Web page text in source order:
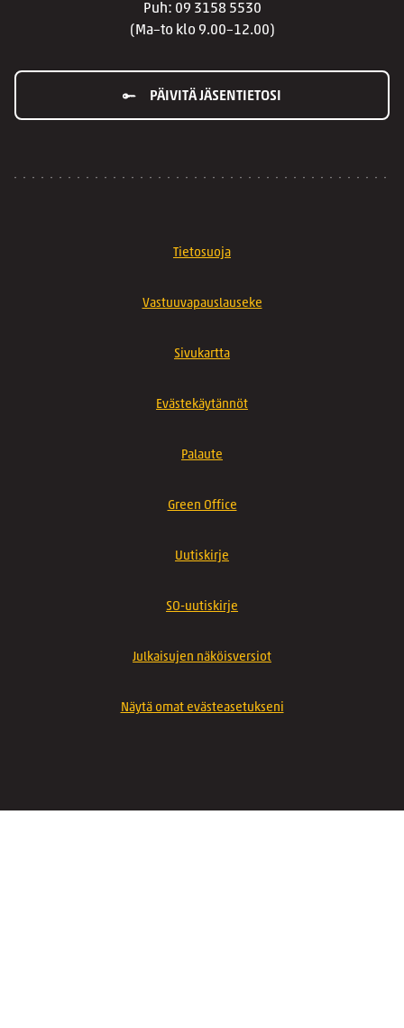
Puh: 09 3158 5530
(Ma–to klo 9.00–12.00)
PÄIVITÄ JÄSENTIETOSI
Tietosuoja
Vastuuvapauslauseke
Sivukartta
Evästekäytännöt
Palaute
Green Office
Uutiskirje
SO-uutiskirje
Julkaisujen näköisversiot
Näytä omat evästeasetukseni